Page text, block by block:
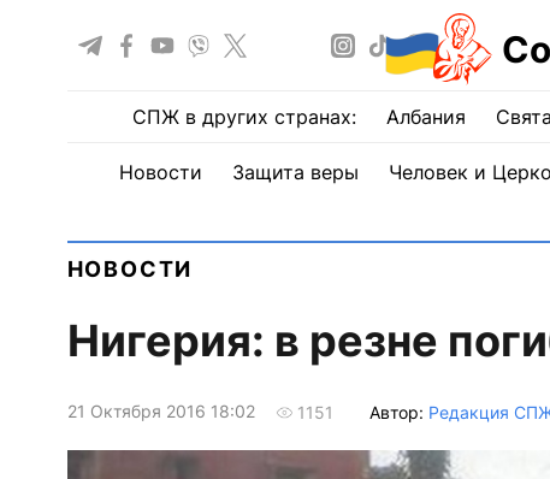
СПЖ в других странах: Албания
Новости Защита веры Человек и
НОВОСТИ
Нигерия: в резне
21 Октября 2016 18:02 1151 Автор: Редакция